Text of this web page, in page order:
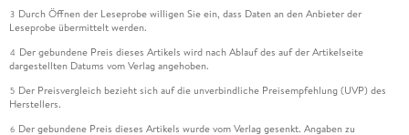
3 Durch Öffnen der Leseprobe willigen Sie ein, dass Daten an den Anbieter der
Leseprobe übermittelt werden.
4 Der gebundene Preis dieses Artikels wird nach Ablauf des auf der Artikelseite
dargestellten Datums vom Verlag angehoben.
5 Der Preisvergleich bezieht sich auf die unverbindliche Preisempfehlung (UVP) des
Herstellers.
6 Der gebundene Preis dieses Artikels wurde vom Verlag gesenkt. Angaben zu